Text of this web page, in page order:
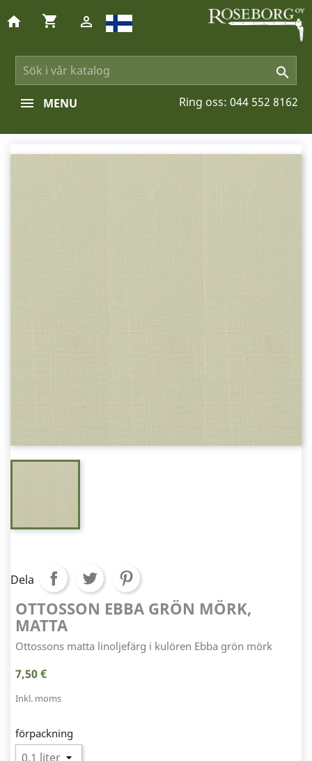

home shopping_cart 
Ring oss: 044 552 8162
MENU
Dela
OTTOSSON EBBA GRÖN MÖRK,
MATTA
Ottossons matta linoljefärg i kulören Ebba grön mörk
7,50 €
Inkl. moms
förpackning